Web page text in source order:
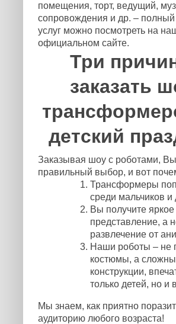
помещения, торт, ведущий,
сопровождения и др. – полный
услуг можно посмотреть на
официальном сайте.
Три
заказать
детский
Заказывая шоу с роботами,
правильный выбор, и вот
Трансформеры
среди мальчиков и
Вы получите яркое
представление, а
развлечение от
Наши роботы – не
костюмы, а
конструкции,
только детей, но и
Мы знаем, как приятно
аудиторию любого возраста!